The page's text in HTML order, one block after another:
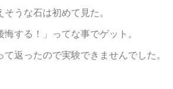
うな石は初めて見た。
する！」ってな事でゲット。
返ったので実験できませんでした。